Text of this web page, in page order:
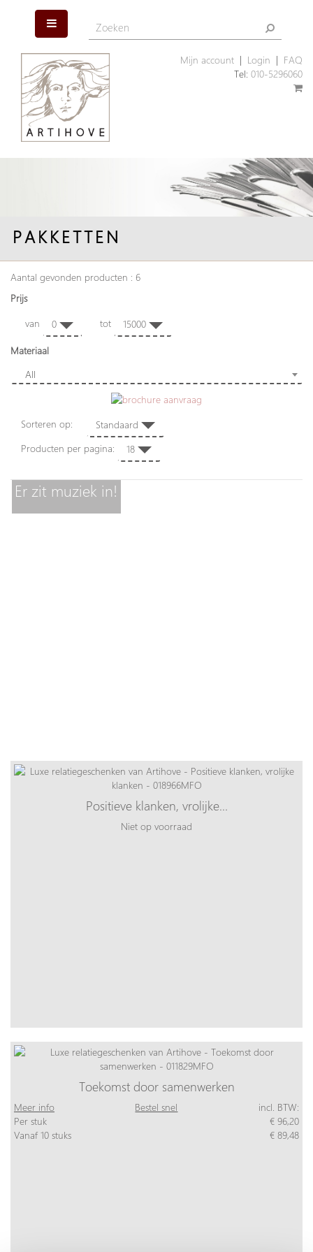
Mijn account| Login
FAQ
Tel: 010-5296060
PAKKETTEN
Aantal gevonden producten : 6
Prijs
van 0 tot 15000
Materiaal
All
Sorteren op: Standaard
Producten per pagina: 18
Er zit muziek in!
Positieve klanken, vrolijke…
Niet op voorraad
Toekomst door samenwerken
Meer info Bestel snel
incl. BTW:
Per stuk
€ 96,20
Vanaf 10 stuks
€ 89,48